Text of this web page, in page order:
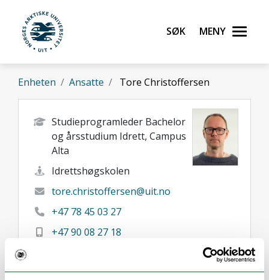
Gå til hovedinnhold
UiT Norges arktiske universitet
Søk Meny
Enheten Ansatte Tore Christoffersen
Studieprogramleder Bachelor
og årsstudium Idrett, Campus
Alta
Idrettshøgskolen
tore.christoffersen@uit.no
+47 78 45 03 27
+47 90 08 27 18
Her finner du meg